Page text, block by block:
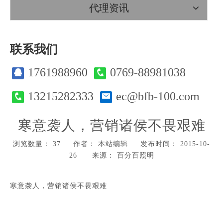
代理资讯
联系我们
1761988960
0769-88981038
13215282333
ec@bfb-100.com
寒意袭人，营销诸侯不畏艰难
浏览数量： 37 作者： 本站编辑 发布时间： 2015-10-
26 来源：
百分百照明
寒意袭人，营销诸侯不畏艰难